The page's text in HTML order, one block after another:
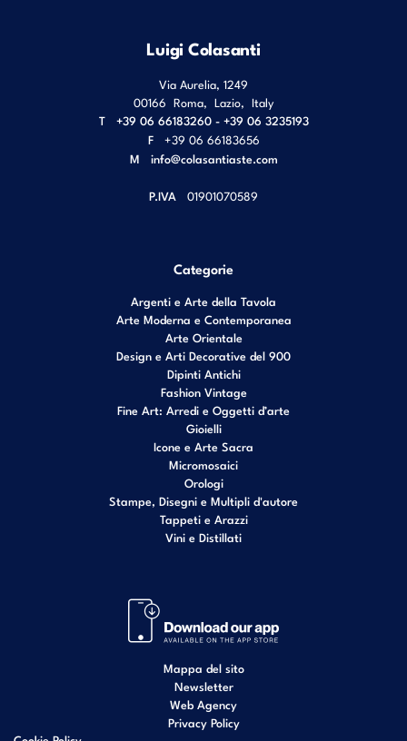
Luigi Colasanti
Via Aurelia, 1249
00166 Roma, Lazio, Italy
T
+39 06 66183260 - +39 06 3235193
F
+39 06 66183656
M info@colasantiaste.com
P.IVA 01901070589
Categorie
Argenti e Arte della Tavola
Arte Moderna e Contemporanea
Arte Orientale
Design e Arti Decorative del 900
Dipinti Antichi
Fashion Vintage
Fine Art: Arredi e Oggetti d’arte
Gioielli
Icone e Arte Sacra
Micromosaici
Orologi
Stampe, Disegni e Multipli d'autore
Tappeti e Arazzi
Vini e Distillati
Mappa del sito
Newsletter
Web Agency
Privacy Policy